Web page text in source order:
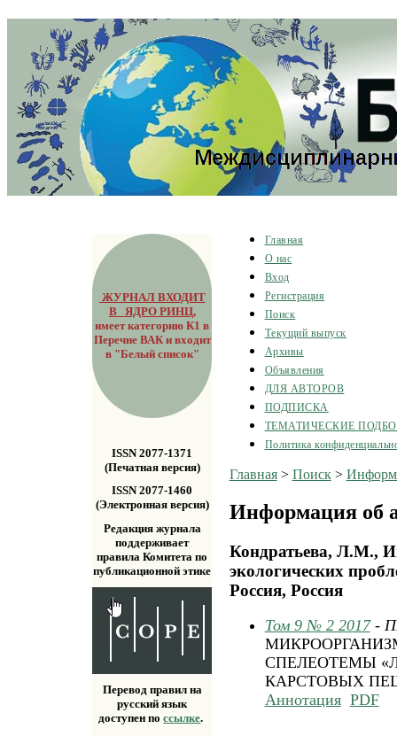
ЖУРНАЛ ВХОДИТ
В ЯДРО РИНЦ,
имеет категорию К1 в
Перечне ВАК и входит
в "Белый список"
ISSN 2077-1371
(Печатная версия)
ISSN 2077-1460
(Электронная версия)
Редакция журнала
поддерживает
правила Комитета по
публикационной этике
Перевод правил на
русский язык
доступен поссылке.
Главная
О нас
Вход
Регистрация
Поиск
Текущий выпуск
Архивы
Объявления
ДЛЯ АВТОРОВ
ПОДПИСКА
ТЕМАТИЧЕСКИЕ
Политика
Главная> Поиск>
Информация об
Кондратьева, Л.М.,
экологических
Россия, Россия
Том 9 № 2 2017-
СПЕЛЕОТЕМЫ
КАРСТОВЫХ
Аннотация PDF